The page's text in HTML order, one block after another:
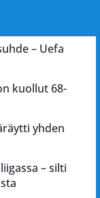
– Uefa
kuollut 68-
yhden
– silti